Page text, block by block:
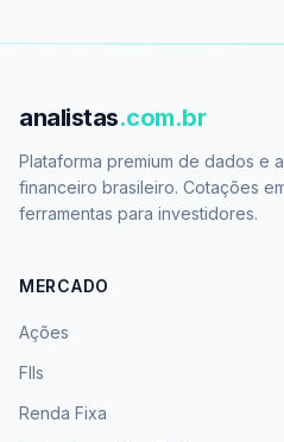
analistas.com.br
Plataforma premium de dados e
financeiro brasileiro. Cotações
ferramentas para investidores.
MERCADO
Ações
FIIs
Renda Fixa